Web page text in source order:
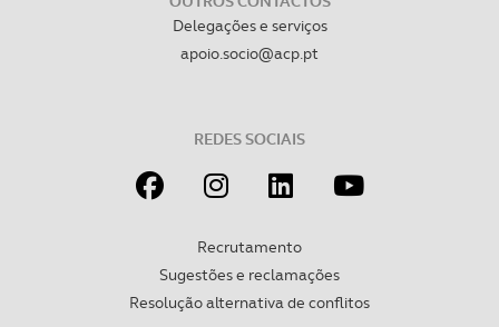
O ACP garantirá que as transferências internacionais de
necessário no contexto dos serviços a prestar.
Realçamos que o bloqueio de certo tipo de Cookies e
experiência de navegação no Website e nos serviços
Delegações e serviços
apoio.socio@acp.pt
REDES SOCIAIS
Recrutamento
Sugestões e reclamações
Resolução alternativa de conflitos